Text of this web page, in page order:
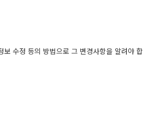
수정 등의 방법으로 그 변경사항을 알려야 합